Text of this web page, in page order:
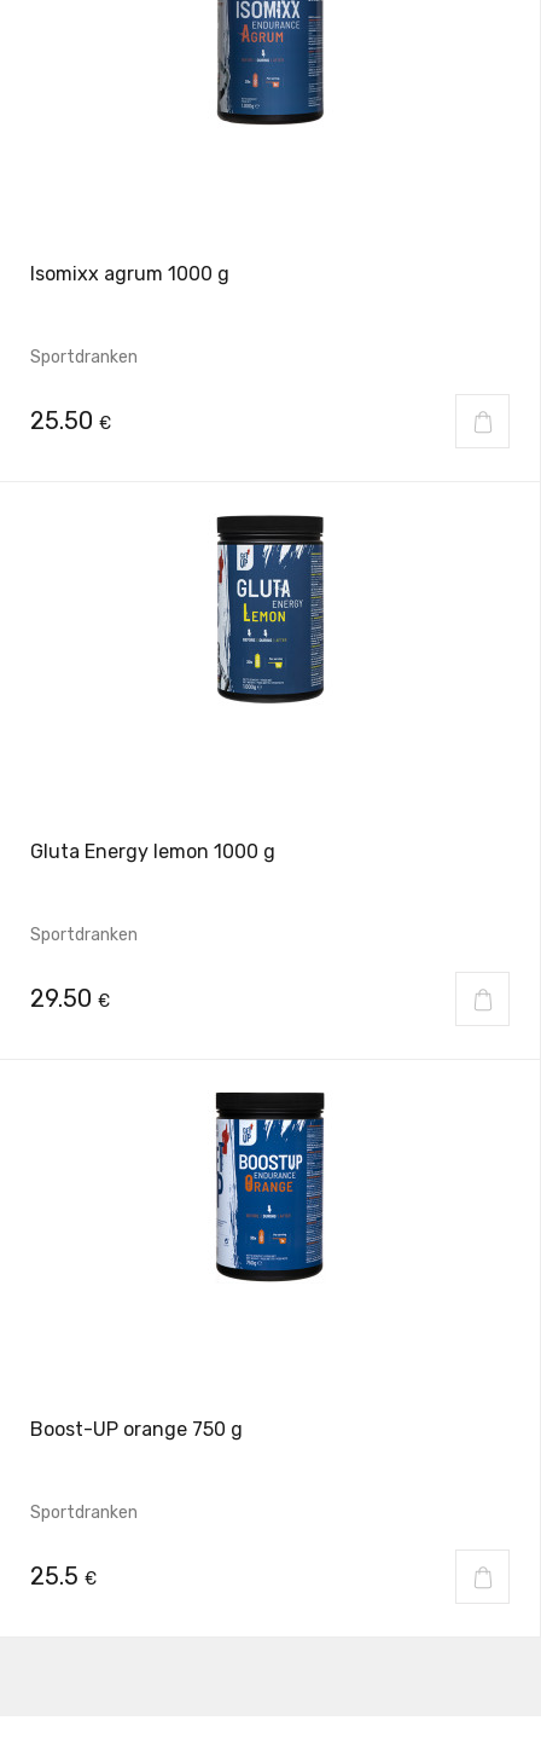
Isomixx agrum 1000 g
Sportdranken
25.50 €
Gluta Energy lemon 1000 g
Sportdranken
29.50 €
Boost-UP orange 750 g
Sportdranken
25.5 €